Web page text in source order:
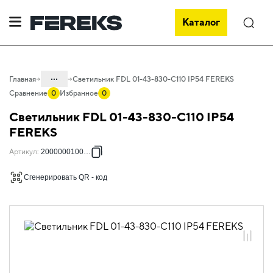
Каталог Поиск
Главная ...
Проектное освещение FEREKS
Светильники для внутреннего
Освещение торговых объектов
Светильник FDL 01-43-830-C110 IP54 FEREKS
Сравнение 0 Избранное 0
Светильник FDL 01-43-830-C110 IP54
FEREKS
Артикул: 2000000100739
Сгенерировать QR - код